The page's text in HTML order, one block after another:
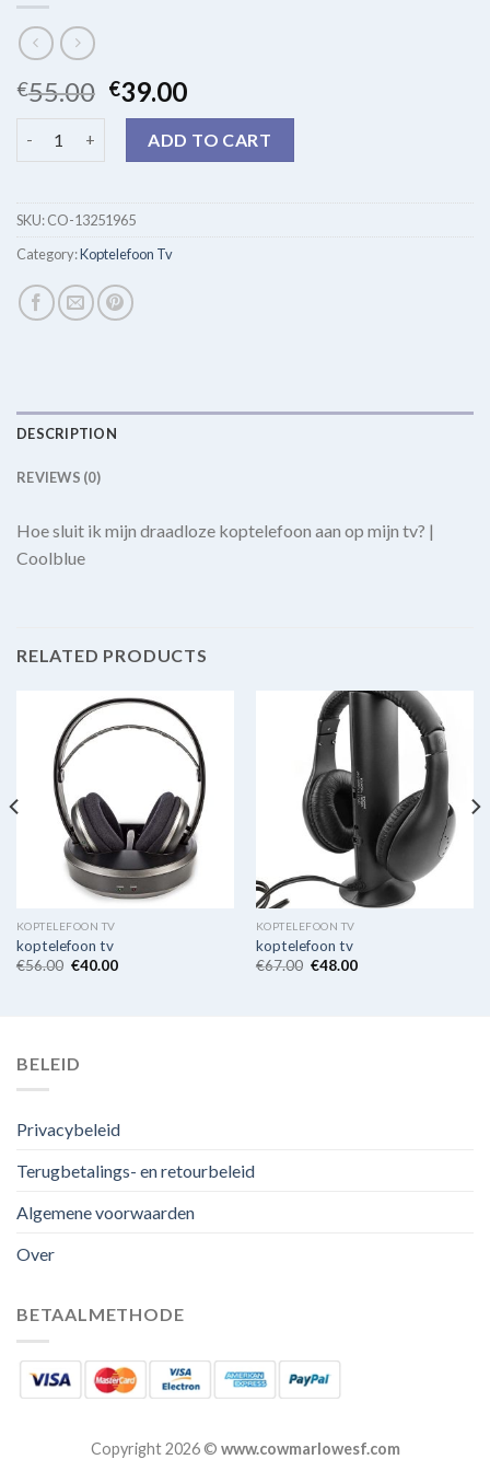
€55.00 €39.00
ADD TO CART
SKU:CO-13251965
Category:Koptelefoon Tv
DESCRIPTION
REVIEWS (0)
Hoe sluit ik mijn draadloze koptelefoon aan op mijn tv? |
Coolblue
RELATED PRODUCTS
KOPTELEFOON TV
koptelefoon tv
€56.00 €40.00
KOPTELEFOON TV
koptelefoon tv
€67.00 €48.00
BELEID
Privacybeleid
Terugbetalings- en retourbeleid
Algemene voorwaarden
Over
BETAALMETHODE
Copyright 2026 © www.cowmarlowesf.com